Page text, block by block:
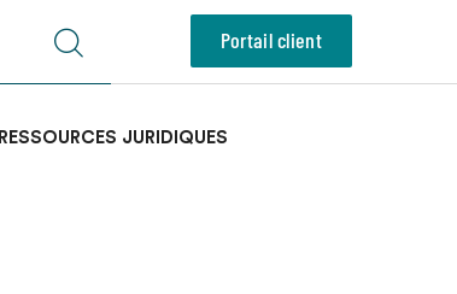
Portail client
RESSOURCES JURIDIQUES